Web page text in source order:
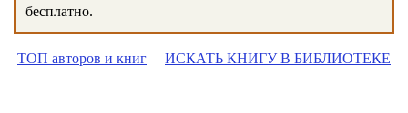
бесплатно.
ТОП авторов и книг ИСКАТЬ КНИГУ В БИБЛИОТЕКЕ